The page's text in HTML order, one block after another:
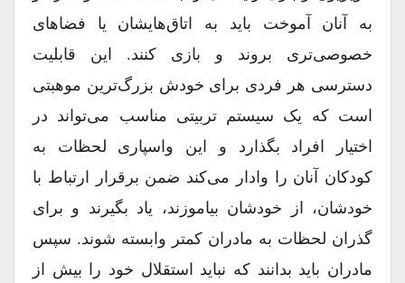
به آنان آموخت باید به اتاق‌هایشان یا فضاهای
خصوصی‌تری بروند و بازی کنند. این قابلیت
دسترسی هر فردی برای خودش بزرگ‌ترین موهبتی
است که یک سیستم تربیتی مناسب می‌تواند در
اختیار افراد بگذارد و این واسپاری لحظات به
کودکان آنان را وادار می‌کند ضمن برقرار ارتباط با
خودشان، از خودشان بیاموزند، یاد بگیرند و برای
گذران لحظات به مادران کمتر وابسته شوند. سپس
مادران باید بدانند که نباید استقلال خود را بیش از